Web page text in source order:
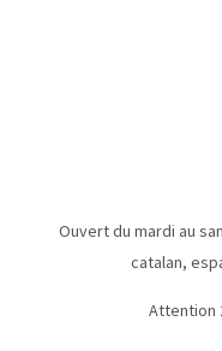
Ouvert du mardi au
catalan,
Attention